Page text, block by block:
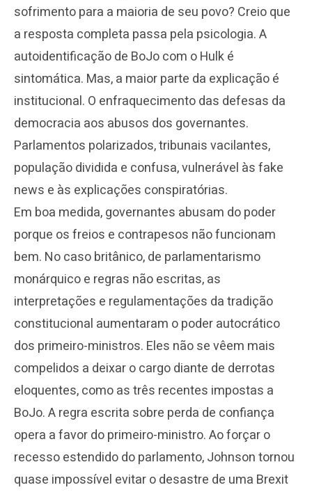
sofrimento para a maioria de seu povo? Creio que
a resposta completa passa pela psicologia. A
autoidentificação de BoJo com o Hulk é
sintomática. Mas, a maior parte da explicação é
institucional. O enfraquecimento das defesas da
democracia aos abusos dos governantes.
Parlamentos polarizados, tribunais vacilantes,
população dividida e confusa, vulnerável às fake
news e às explicações conspiratórias.
Em boa medida, governantes abusam do poder
porque os freios e contrapesos não funcionam
bem. No caso britânico, de parlamentarismo
monárquico e regras não escritas, as
interpretações e regulamentações da tradição
constitucional aumentaram o poder autocrático
dos primeiro-ministros. Eles não se vêem mais
compelidos a deixar o cargo diante de derrotas
eloquentes, como as três recentes impostas a
BoJo. A regra escrita sobre perda de confiança
opera a favor do primeiro-ministro. Ao forçar o
recesso estendido do parlamento, Johnson tornou
quase impossível evitar o desastre de uma Brexit